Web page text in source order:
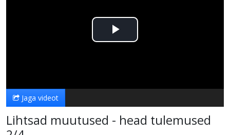
Esita
Jaga videot
Lihtsad muutused - head tulemused